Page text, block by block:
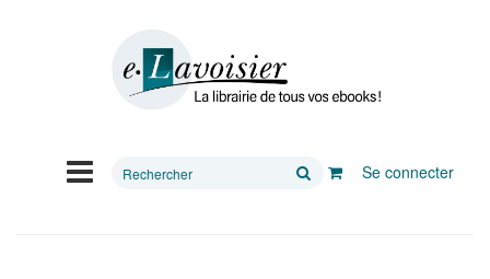
Rechercher
Se connecter